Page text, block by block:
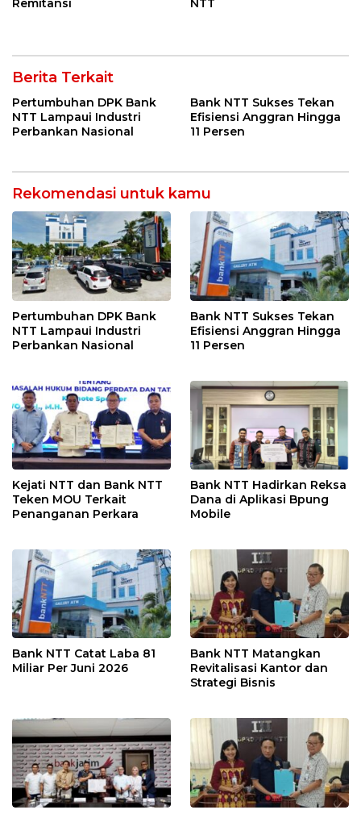
Remitansi NTT
Berita Terkait
Pertumbuhan DPK Bank
NTT Lampaui Industri
Perbankan Nasional
Bank NTT Sukses Tekan
Efisiensi Anggran Hingga
11 Persen
Rekomendasi untuk kamu
Pertumbuhan DPK Bank
NTT Lampaui Industri
Perbankan Nasional
Bank NTT Sukses Tekan
Efisiensi Anggran Hingga
11 Persen
Kejati NTT dan Bank NTT
Teken MOU Terkait
Penanganan Perkara
Bank NTT Hadirkan Reksa
Dana di Aplikasi Bpung
Mobile
Bank NTT Catat Laba 81
Miliar Per Juni 2026
Bank NTT Matangkan
Revitalisasi Kantor dan
Strategi Bisnis